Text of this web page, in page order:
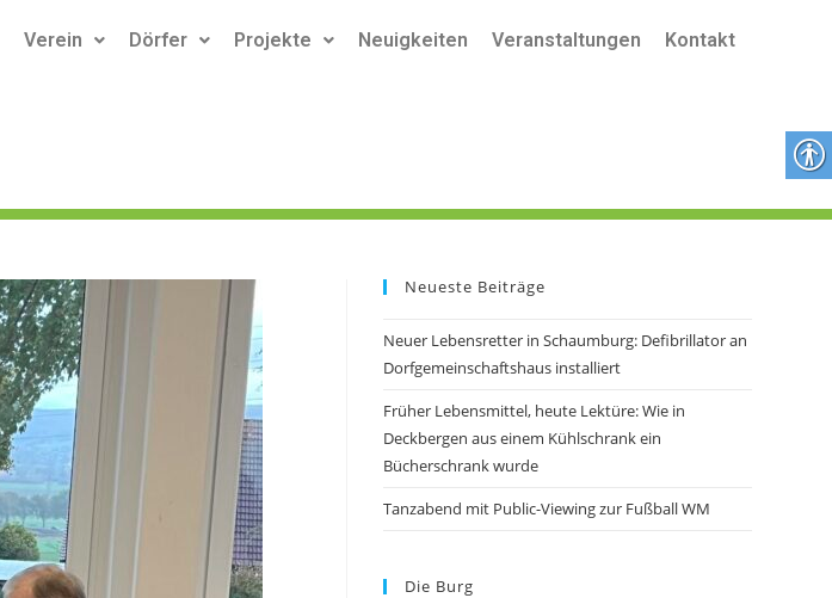
Verein Dörfer Projekte Neuigkeiten Veranstaltungen Kontakt
Neueste Beiträge
Neuer Lebensretter in Schaumburg: Defibrillator an
Dorfgemeinschaftshaus installiert
Früher Lebensmittel, heute Lektüre: Wie in
Deckbergen aus einem Kühlschrank ein
Bücherschrank wurde
Tanzabend mit Public-Viewing zur Fußball WM
Die Burg